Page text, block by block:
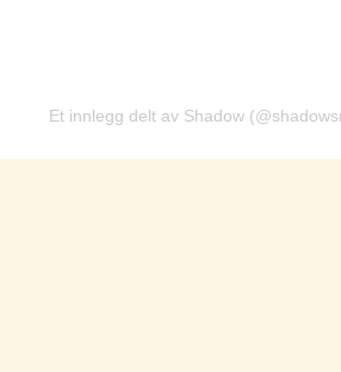
Et innlegg delt av Shadow